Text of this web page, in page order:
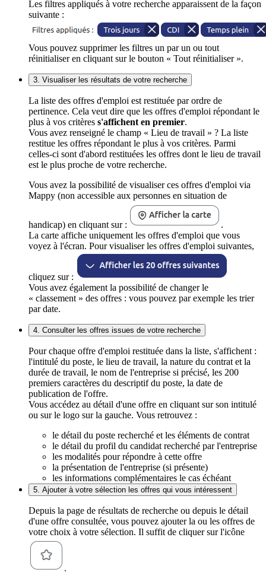
Les filtres appliqués à votre recherche apparaissent de la façon
suivante :
Vous pouvez supprimer les filtres un par un ou tout
réinitialiser en cliquant sur le bouton « Tout réinitialiser ».
3. Visualiser les résultats de votre recherche
La liste des offres d'emploi est restituée par ordre de
pertinence. Cela veut dire que les offres d'emploi répondant le
plus à vos critères s'affichent en premier.
Vous avez renseigné le champ « Lieu de travail » ? La liste
restitue les offres répondant le plus à vos critères. Parmi
celles-ci sont d'abord restituées les offres dont le lieu de travail
est le plus proche de votre recherche.
Vous avez la possibilité de visualiser ces offres d'emploi via
Mappy (non accessible aux personnes en situation de
handicap) en cliquant sur :
.
La carte affiche uniquement les offres d'emploi que vous
voyez à l'écran. Pour visualiser les offres d'emploi suivantes,
cliquez sur :
Vous avez également la possibilité de changer le
« classement » des offres : vous pouvez par exemple les trier
par date.
4. Consulter les offres issues de votre recherche
Pour chaque offre d'emploi restituée dans la liste, s'affichent :
l'intitulé du poste, le lieu de travail, la nature du contrat et la
durée de travail, le nom de l'entreprise si précisé, les 200
premiers caractères du descriptif du poste, la date de
publication de l'offre.
Vous accédez au détail d'une offre en cliquant sur son intitulé
ou sur le logo sur la gauche. Vous retrouvez :
le détail du poste recherché et les éléments de contrat
le détail du profil du candidat recherché par l'entreprise
les modalités pour répondre à cette offre
la présentation de l'entreprise (si présente)
les informations complémentaires le cas échéant
5. Ajouter à votre sélection les offres qui vous intéressent
Depuis la page de résultats de recherche ou depuis le détail
d'une offre consultée, vous pouvez ajouter la ou les offres de
votre choix à votre sélection. Il suffit de cliquer sur l'icône
.